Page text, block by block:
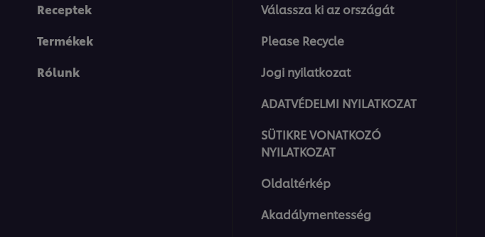
Receptek
Termékek
Rólunk
Válassza ki az országát
Please Recycle
Jogi nyilatkozat
ADATVÉDELMI NYILATKOZAT
SÜTIKRE VONATKOZÓ
NYILATKOZAT
Oldaltérkép
Akadálymentesség